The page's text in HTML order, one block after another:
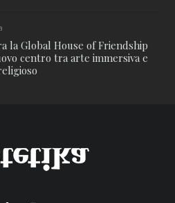
la Global House of Friendship
centro tra arte immersiva e